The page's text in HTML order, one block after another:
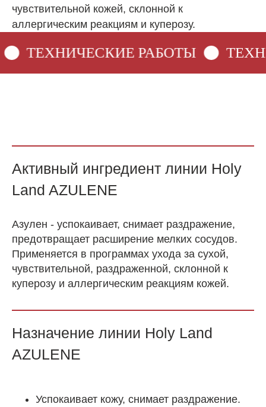
чувствительной кожей, склонной к
аллергическим реакциям и куперозу.
ТЕХНИЧЕСКИЕ РАБОТЫ
Активный ингредиент линии Holy
Land AZULENE
Азулен - успокаивает, снимает раздражение,
предотвращает расширение мелких сосудов.
Применяется в программах ухода за сухой,
чувствительной, раздраженной, склонной к
куперозу и аллергическим реакциям кожей.
Назначение линии Holy Land
AZULENE
Успокаивает кожу, снимает раздражение.